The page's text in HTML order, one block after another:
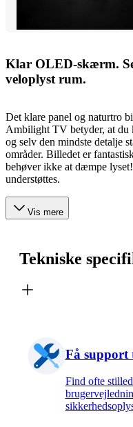
Klar OLED-skærm.
veloplyst rum.
Det klare panel og naturtro
Ambilight TV betyder, at du
og selv den mindste detalje
områder. Billedet er
behøver ikke at dæmpe
understøttes.
Vis mere
Tekniske
Få support
Find ofte